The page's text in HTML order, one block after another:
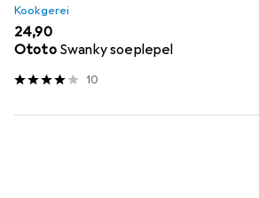
Kookgerei
EUR
24,90
Ototo Swanky soeplepel
10